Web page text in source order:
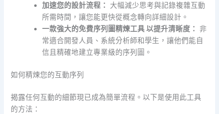
加速您的設計流程：
大幅減少思考與記錄複雜互動
所需時間，讓您能更快從概念轉向詳細設計。
一款強大的免費序列圖精煉工具以提升清晰度：
非
常適合開發人員、系統分析師和學生，讓他們能自
信且精確地建立專業級的序列圖。
如何精煉您的互動序列
揭露任何互動的細節現已成為簡單流程。以下是使用此工具
的方法：